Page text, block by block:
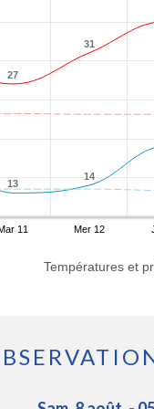
27
27
31
31
13
13
14
14
11 Mer 12
Températures et